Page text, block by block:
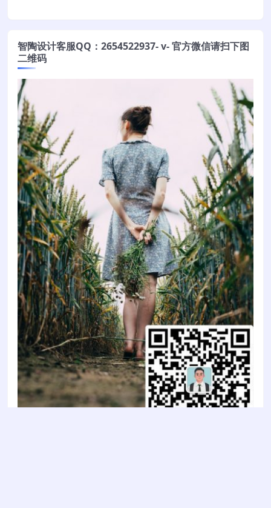
智陶设计客服QQ：2654522937- v- 官方微信请扫下图
二维码